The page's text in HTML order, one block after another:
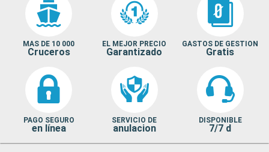
MAS DE 10 000
Cruceros
EL MEJOR PRECIO
Garantizado
GASTOS DE GESTION
Gratis
PAGO SEGURO
en línea
SERVICIO DE
anulacion
DISPONIBLE
7/7 d